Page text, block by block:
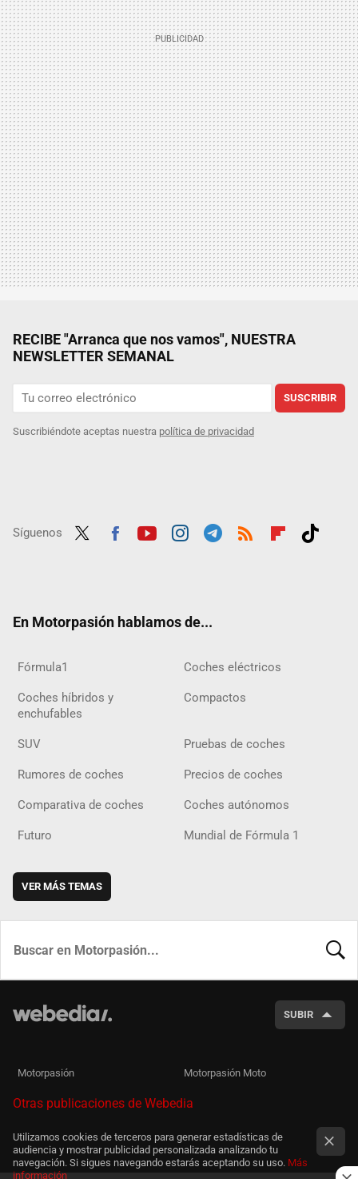
RECIBE "Arranca que nos vamos", NUESTRA
NEWSLETTER SEMANAL
SUSCRIBIR
Suscribiéndote aceptas nuestra política de privacidad
Síguenos
En Motorpasión hablamos de...
Fórmula1 Coches eléctricos
Coches híbridos y
enchufables
Compactos
SUV Pruebas de coches
Rumores de coches Precios de coches
Comparativa de coches Coches autónomos
Futuro Mundial de Fórmula 1
VER MÁS TEMAS
SUBIR
Motorpasión Motorpasión Moto
Otras publicaciones de Webedia
Utilizamos cookies de terceros para generar estadísticas de
audiencia y mostrar publicidad personalizada analizando tu
navegación. Si sigues navegando estarás aceptando su uso. Más
información